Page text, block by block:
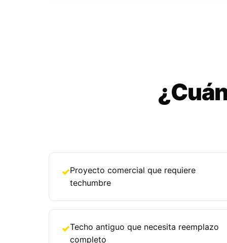
✓Proyecto comercial que requiere
techumbre
✓Techo antiguo que necesita reemplazo
completo